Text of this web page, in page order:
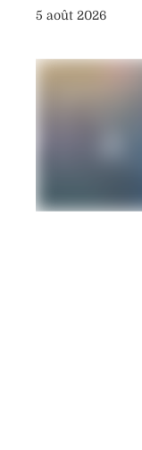
5 août 2026